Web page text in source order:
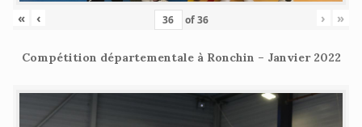
« ‹ of36 › »
Compétition départementale à Ronchin – Janvier 2022